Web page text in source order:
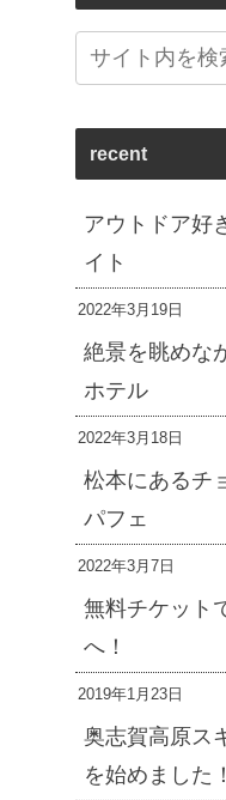
recent
アウトドア好
イト
2022年3月19日
絶景を眺めな
ホテル
2022年3月18日
松本にあるチ
パフェ
2022年3月7日
無料チケット
へ！
2019年1月23日
奥志賀高原ス
を始めました！